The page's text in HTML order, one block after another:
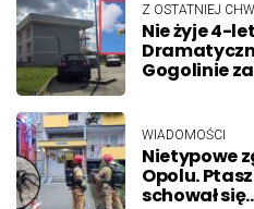
Z OSTATNIEJ
Nie żyje 4-
Gogolinie
WIADOMOŚCI
Nietypowe
Opolu.
schował